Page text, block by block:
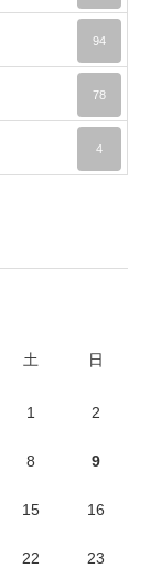
94
78
4
土 日
1 2
8 9
15 16
22 23